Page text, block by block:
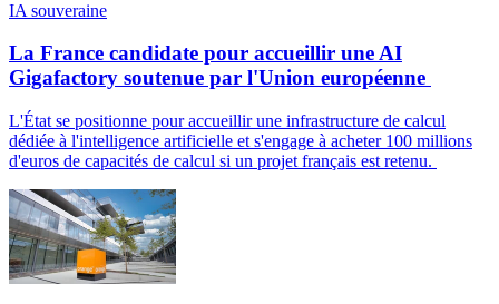
IA souveraine
La France candidate pour accueillir une AI
Gigafactory soutenue par l'Union européenne
L'État se positionne pour accueillir une infrastructure de calcul
dédiée à l'intelligence artificielle et s'engage à acheter 100 millions
d'euros de capacités de calcul si un projet français est retenu.